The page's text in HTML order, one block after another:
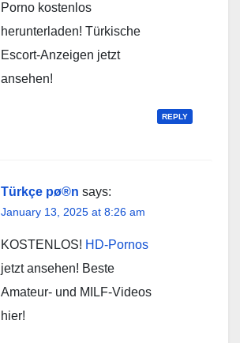
Porno kostenlos
herunterladen! Türkische
Escort-Anzeigen jetzt
ansehen!
REPLY
Türkçe pø®n says:
January 13, 2025 at 8:26 am
KOSTENLOS! HD-Pornos
jetzt ansehen! Beste
Amateur- und MILF-Videos
hier!